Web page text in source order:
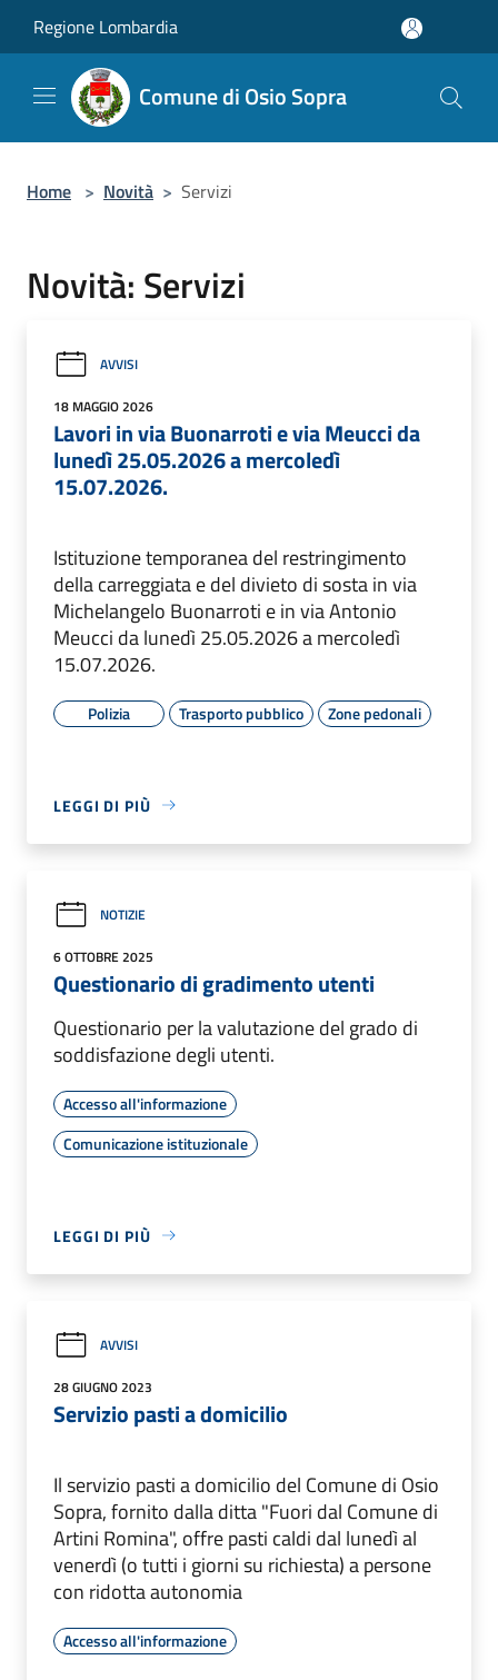
Regione Lombardia
Comune di Osio Sopra
Home > Novità > Servizi
Novità: Servizi
AVVISI
18 MAGGIO 2026
Lavori in via Buonarroti e via Meucci da
lunedì 25.05.2026 a mercoledì
15.07.2026.
Istituzione temporanea del restringimento
della carreggiata e del divieto di sosta in via
Michelangelo Buonarroti e in via Antonio
Meucci da lunedì 25.05.2026 a mercoledì
15.07.2026.
Polizia Trasporto pubblico Zone pedonali
LEGGI DI PIÙ
NOTIZIE
6 OTTOBRE 2025
Questionario di gradimento utenti
Questionario per la valutazione del grado di
soddisfazione degli utenti.
Accesso all'informazione
Comunicazione istituzionale
LEGGI DI PIÙ
AVVISI
28 GIUGNO 2023
Servizio pasti a domicilio
Il servizio pasti a domicilio del Comune di Osio
Sopra, fornito dalla ditta "Fuori dal Comune di
Artini Romina", offre pasti caldi dal lunedì al
venerdì (o tutti i giorni su richiesta) a persone
con ridotta autonomia
Accesso all'informazione